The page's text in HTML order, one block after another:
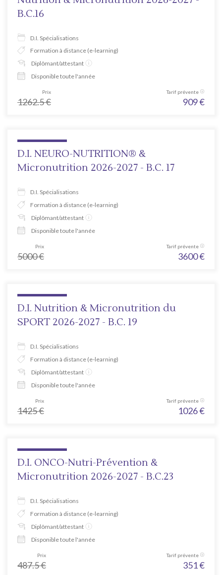
B.C.16
D.I. Spécialisations
Formation à distance (e-learning)
Diplômant/attestant
Disponible toute l'année
Prix
1262.5€
Tarif prévente
909€
D.I. NEURO-NUTRITION® &
Micronutrition 2026-2027 - B.C. 17
D.I. Spécialisations
Formation à distance (e-learning)
Diplômant/attestant
Disponible toute l'année
Prix
5000€
Tarif prévente
3600€
D.I. Nutrition & Micronutrition du
SPORT 2026-2027 - B.C. 19
D.I. Spécialisations
Formation à distance (e-learning)
Diplômant/attestant
Disponible toute l'année
Prix
1425€
Tarif prévente
1026€
D.I. ONCO-Nutri-Prévention &
Micronutrition 2026-2027 - B.C.23
D.I. Spécialisations
Formation à distance (e-learning)
Diplômant/attestant
Disponible toute l'année
Prix
487.5€
Tarif prévente
351€